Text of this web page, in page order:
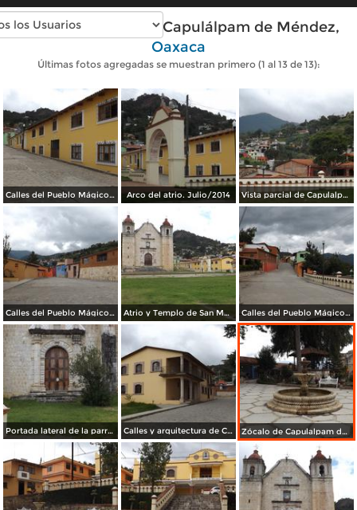
Fotos modernas de Capulálpam de Méndez,
Oaxaca
Últimas fotos agregadas se muestran primero (1 al 13 de 13):
Calles del Pueblo Mágico de Capulalpam de Méndez. Julio/2014 Arco del atrio. Julio/2014 Vista parcial de Capulalpam en la Sierra Juárez. Julio/2014
Calles del Pueblo Mágico. Julio/2014 Atrio y Templo de San Mateo. Julio/2014 Calles del Pueblo Mágico. Julio/2014
Portada lateral de la parroquia de San Mateo. Julio/2014 Calles y arquitectura de Capulalpam de Méndez. Julio/2014 Zócalo de Capulalpam de Méndez. Julio/2014